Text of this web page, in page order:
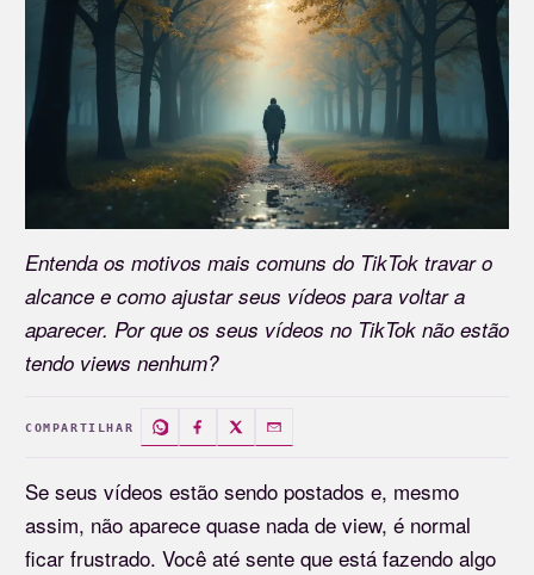
Entenda os motivos mais comuns do TikTok travar o
alcance e como ajustar seus vídeos para voltar a
aparecer. Por que os seus vídeos no TikTok não estão
tendo views nenhum?
COMPARTILHAR
Se seus vídeos estão sendo postados e, mesmo
assim, não aparece quase nada de view, é normal
ficar frustrado. Você até sente que está fazendo algo